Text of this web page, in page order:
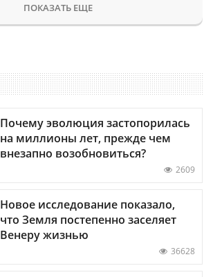
ПОКАЗАТЬ ЕЩЕ
Почему эволюция застопорилась
на миллионы лет, прежде чем
внезапно возобновиться?
2609
Новое исследование показало,
что Земля постепенно заселяет
Венеру жизнью
36628